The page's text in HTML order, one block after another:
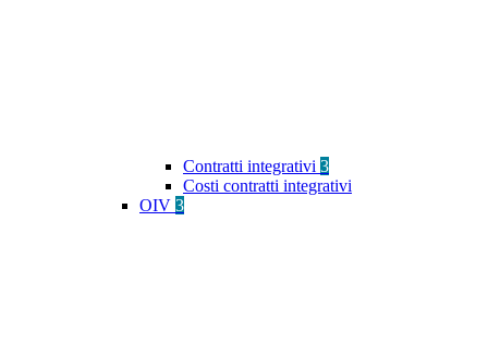
Contratti integrativi 3
Costi contratti integrativi
OIV 3